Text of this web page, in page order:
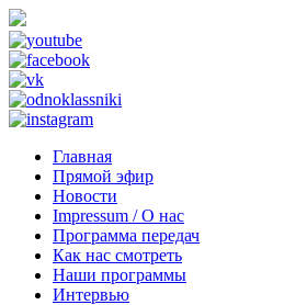
Главная
Прямой эфир
Новости
Impressum / О нас
Программа передач
Как нас смотреть
Наши программы
Интервью